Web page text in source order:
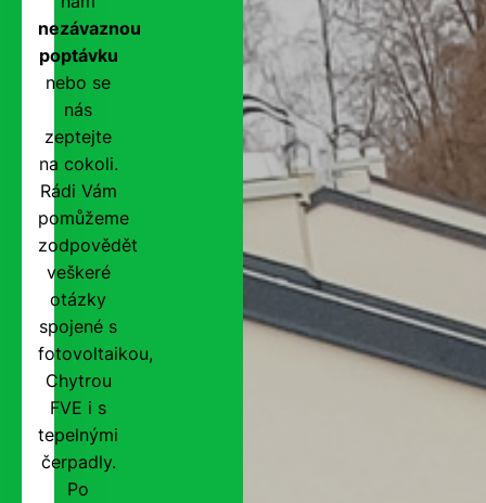
nezávaznou
poptávku
nebo se
nás
zeptejte
na cokoli.
Rádi Vám
pomůžeme
zodpovědět
veškeré
otázky
spojené s
fotovoltaikou,
Chytrou
FVE i s
tepelnými
čerpadly.
Po